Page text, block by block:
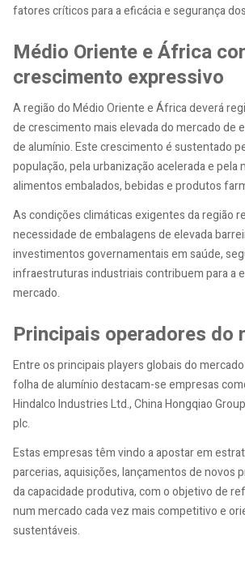
fatores críticos para a eficácia e segurança
Médio Oriente e África
crescimento expressivo
A região do Médio Oriente e África deverá
de crescimento mais elevada do mercado de
de alumínio. Este crescimento é sustentado
população, pela urbanização acelerada e pela
alimentos embalados, bebidas e produtos
As condições climáticas exigentes da região
necessidade de embalagens de elevada
investimentos governamentais em saúde,
infraestruturas industriais contribuem para a
mercado.
Principais operadores do
Entre os principais players globais do
folha de alumínio destacam-se empresas
Hindalco Industries Ltd., China Hongqiao
plc.
Estas empresas têm vindo a apostar em
parcerias, aquisições, lançamentos de novos
da capacidade produtiva, com o objetivo de
num mercado cada vez mais competitivo e
sustentáveis.